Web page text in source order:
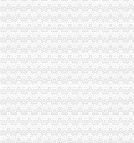
南岸局举办听证会做好“三个结合”重庆发票
市重庆分公司注册局召开国有企业商标品牌
市重庆代理记账局召开民营企业商标品牌建
经开区登记科被授予重庆市2007年度“青年
市重庆发票申请局迅速落实鸿举市长关于建
渝北局三条措施贯彻全市重庆发票申请工商
黔江局三措施贯彻全市重庆财务公司工商局
荣昌局采取五项措施贯彻落实全市重庆代理
潼南局三项措施贯彻落实全市重庆发票申请
石柱局三项举措贯彻落实全市重庆进出口权
巫溪局从六个方面迅速达全市重庆财务公司
云局突出“三好”重庆分公司注册及时贯彻全
铜梁局认真贯彻落实全市重庆进出口权工商